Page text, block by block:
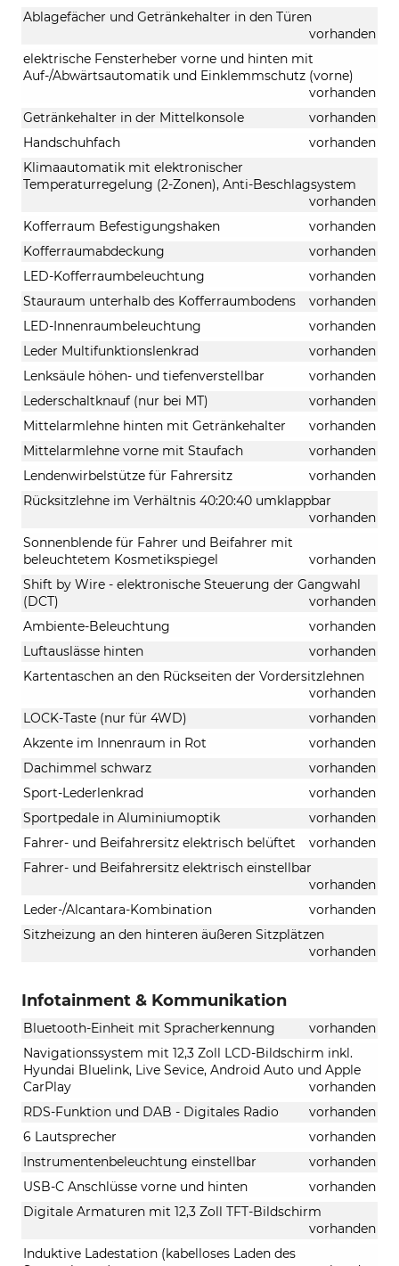
Ablagefächer und Getränkehalter in den Türen
vorhanden
elektrische Fensterheber vorne und hinten mit
Auf-/Abwärtsautomatik und Einklemmschutz (vorne)
vorhanden
Getränkehalter in der Mittelkonsole
vorhanden
Handschuhfach
vorhanden
Klimaautomatik mit elektronischer
Temperaturregelung (2-Zonen), Anti-Beschlagsystem
vorhanden
Kofferraum Befestigungshaken
vorhanden
Kofferraumabdeckung
vorhanden
LED-Kofferraumbeleuchtung
vorhanden
Stauraum unterhalb des Kofferraumbodens
vorhanden
LED-Innenraumbeleuchtung
vorhanden
Leder Multifunktionslenkrad
vorhanden
Lenksäule höhen- und tiefenverstellbar
vorhanden
Lederschaltknauf (nur bei MT)
vorhanden
Mittelarmlehne hinten mit Getränkehalter
vorhanden
Mittelarmlehne vorne mit Staufach
vorhanden
Lendenwirbelstütze für Fahrersitz
vorhanden
Rücksitzlehne im Verhältnis 40:20:40 umklappbar
vorhanden
Sonnenblende für Fahrer und Beifahrer mit
beleuchtetem Kosmetikspiegel
vorhanden
Shift by Wire - elektronische Steuerung der Gangwahl
(DCT)
vorhanden
Ambiente-Beleuchtung
vorhanden
Luftauslässe hinten
vorhanden
Kartentaschen an den Rückseiten der Vordersitzlehnen
vorhanden
LOCK-Taste (nur für 4WD)
vorhanden
Akzente im Innenraum in Rot
vorhanden
Dachimmel schwarz
vorhanden
Sport-Lederlenkrad
vorhanden
Sportpedale in Aluminiumoptik
vorhanden
Fahrer- und Beifahrersitz elektrisch belüftet
vorhanden
Fahrer- und Beifahrersitz elektrisch einstellbar
vorhanden
Leder-/Alcantara-Kombination
vorhanden
Sitzheizung an den hinteren äußeren Sitzplätzen
vorhanden
Infotainment & Kommunikation
Bluetooth-Einheit mit Spracherkennung
vorhanden
Navigationssystem mit 12,3 Zoll LCD-Bildschirm inkl.
Hyundai Bluelink, Live Sevice, Android Auto und Apple
CarPlay
vorhanden
RDS-Funktion und DAB - Digitales Radio
vorhanden
6 Lautsprecher
vorhanden
Instrumentenbeleuchtung einstellbar
vorhanden
USB-C Anschlüsse vorne und hinten
vorhanden
Digitale Armaturen mit 12,3 Zoll TFT-Bildschirm
vorhanden
Induktive Ladestation (kabelloses Laden des